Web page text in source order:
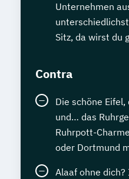
Unternehmen
Sitz, da wirst du
Contra
Die schöne
und… das
Ruhrpott-
oder Dortmund
Alaaf ohne